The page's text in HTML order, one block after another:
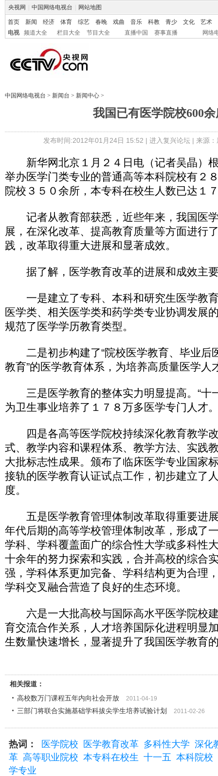
央视网 中国网络电视台 网站地图
首页 新闻 经济 体育 综艺 春晚 戏曲 音乐 科教 青少 文化
艺术
电视
频道大全 栏目大全 节目大全 直播中国 赛事直播 网络
中国网络电视台 > 新闻台 > 新闻中心 >
我国已有医学院校600余
发布时间:2012年01月24日 15:52 | 进入复兴论坛| 来源
新华网北京１月２４日电（记者吴晶）
举办医学门类专业的普通高等本科院校有２
院校３５０余所，本专科在校生人数已达１
记者从教育部获悉，近些年来，我国医
展，在深化改革、提高教育质量等方面进行
践，改革取得重大进展和显著成效。
据了解，医学教育改革的进展和成效主
一是建立了专科、本科和研究生医学教
医学类、相关医学类和药学类专业协调发展
规范了医学学历教育类型。
二是初步构建了“院校医学教育、毕业后
教育”的医学教育体系，为培养高质量医学人
三是医学教育的整体实力明显提高。“十
为卫生事业培养了１７８万多医学专门人才
四是各高等医学院校持续深化教育教学
式、教学内容和课程体系、教学方法、实践
大批标志性成果。颁布了临床医学专业国家
接轨的医学教育认证试点工作，初步建立了
度。
五是医学教育管理体制改革取得重要进
年代后期的高等学校管理体制改革，形成了
学科、学科覆盖面广的综合性大学或多科性
十余年的努力探索和实践，合并高校的综合
强，学科体系更加完备、学科结构更为合理
学科交叉融合营造了良好的生态环境。
六是一大批高校与国际高水平医学院校
育交流合作关系，人才培养国际化进程明显
生数量快速增长，显著提升了我国医学教育
相关报道：
高校数万门课程五年内向社会开放
2011-04-19
三部门将联合实施基础学科拔尖学生培养试验计划 2011-02-26
热词： 医学院校 医学教育改革 多科性大学 深化
革 高等职业院校 本专科在校生 十一五 本科院校
学专业